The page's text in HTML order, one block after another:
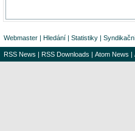
Webmaster | Hledání | Statistiky |
RSS News | RSS Downloads | Atom News |